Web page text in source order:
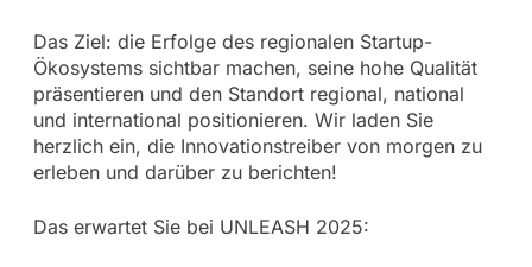
Das Ziel: die Erfolge des regionalen Startup-
Ökosystems sichtbar machen, seine hohe Qualität
präsentieren und den Standort regional, national
und international positionieren. Wir laden Sie
herzlich ein, die Innovationstreiber von morgen zu
erleben und darüber zu berichten!
Das erwartet Sie bei UNLEASH 2025: